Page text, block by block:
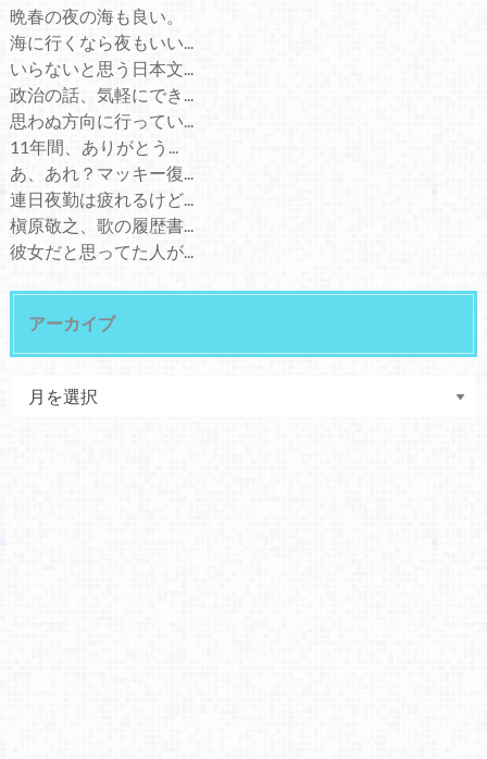
晩春の夜の海も良い。
海に行くなら夜もいい...
いらないと思う日本文...
政治の話、気軽にでき...
思わぬ方向に行ってい...
11年間、ありがとう...
あ、あれ？マッキー復...
連日夜勤は疲れるけど...
槇原敬之、歌の履歴書...
彼女だと思ってた人が...
アーカイブ